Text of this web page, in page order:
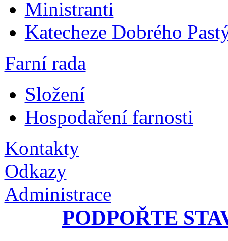
Ministranti
Katecheze Dobrého
Farní rada
Složení
Hospodaření farnosti
Kontakty
Odkazy
Administrace
PODPOŘTE